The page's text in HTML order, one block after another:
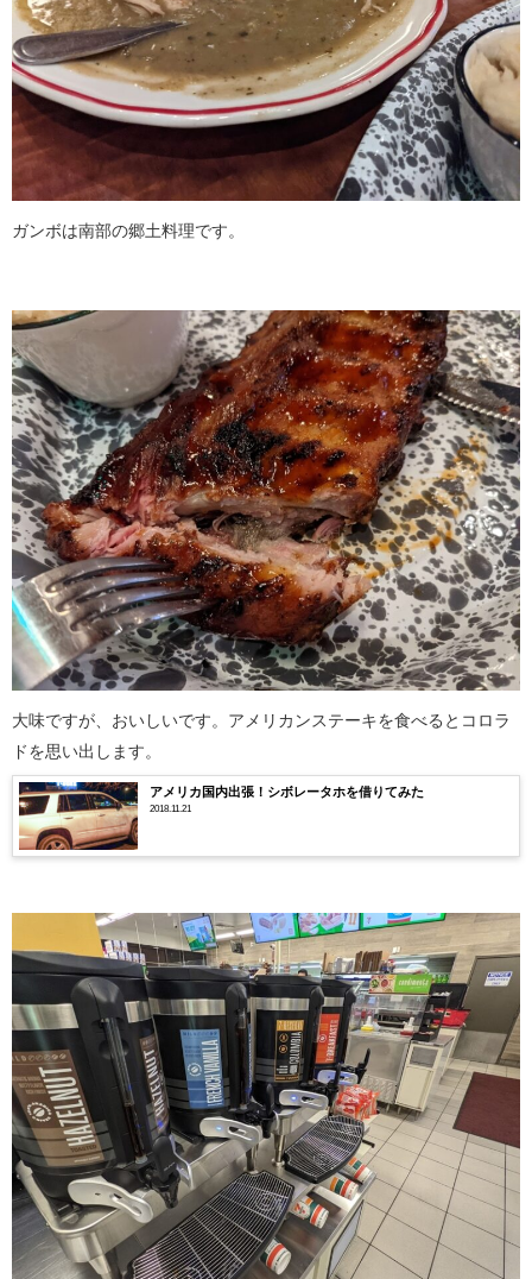
ガンボは南部の郷土料理です。
大味ですが、おいしいです。アメリカンステーキを食べるとコロラ
ドを思い出します。
アメリカ国内出張！シボレータホを借りてみた
2018.11.21